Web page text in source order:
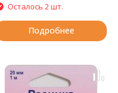
Осталось 2 шт.
Подробнее